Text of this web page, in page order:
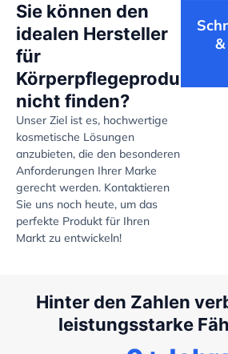
Sie können den
idealen Hersteller
für
Körperpflegeprodukte
nicht finden?
Unser Ziel ist es, hochwertige
kosmetische Lösungen
anzubieten, die den besonderen
Anforderungen Ihrer Marke
gerecht werden. Kontaktieren
Sie uns noch heute, um das
perfekte Produkt für Ihren
Markt zu entwickeln!
Hinter den Zahlen
leistungsstarke